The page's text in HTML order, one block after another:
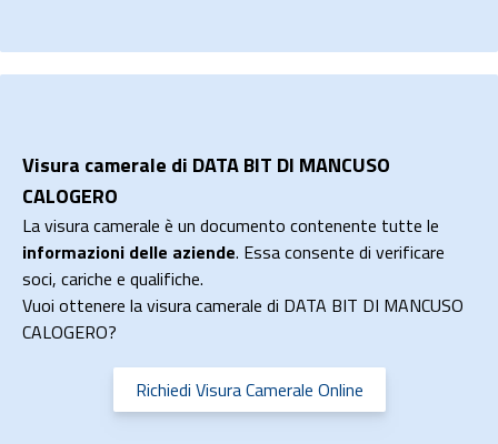
Visura camerale di DATA BIT DI MANCUSO
CALOGERO
La visura camerale è un documento contenente tutte le
informazioni delle aziende. Essa consente di verificare
soci, cariche e qualifiche.
Vuoi ottenere la visura camerale di DATA BIT DI MANCUSO
CALOGERO?
Richiedi Visura Camerale Online